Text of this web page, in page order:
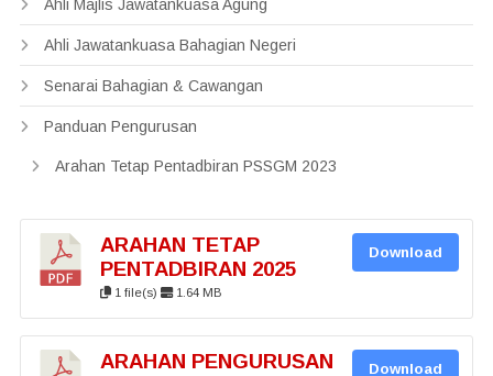
Ahli Majlis Jawatankuasa Agung
Ahli Jawatankuasa Bahagian Negeri
Senarai Bahagian & Cawangan
Panduan Pengurusan
Arahan Tetap Pentadbiran PSSGM 2023
ARAHAN TETAP
PENTADBIRAN 2025
1 file(s) 1.64 MB
Download
ARAHAN PENGURUSAN
Download